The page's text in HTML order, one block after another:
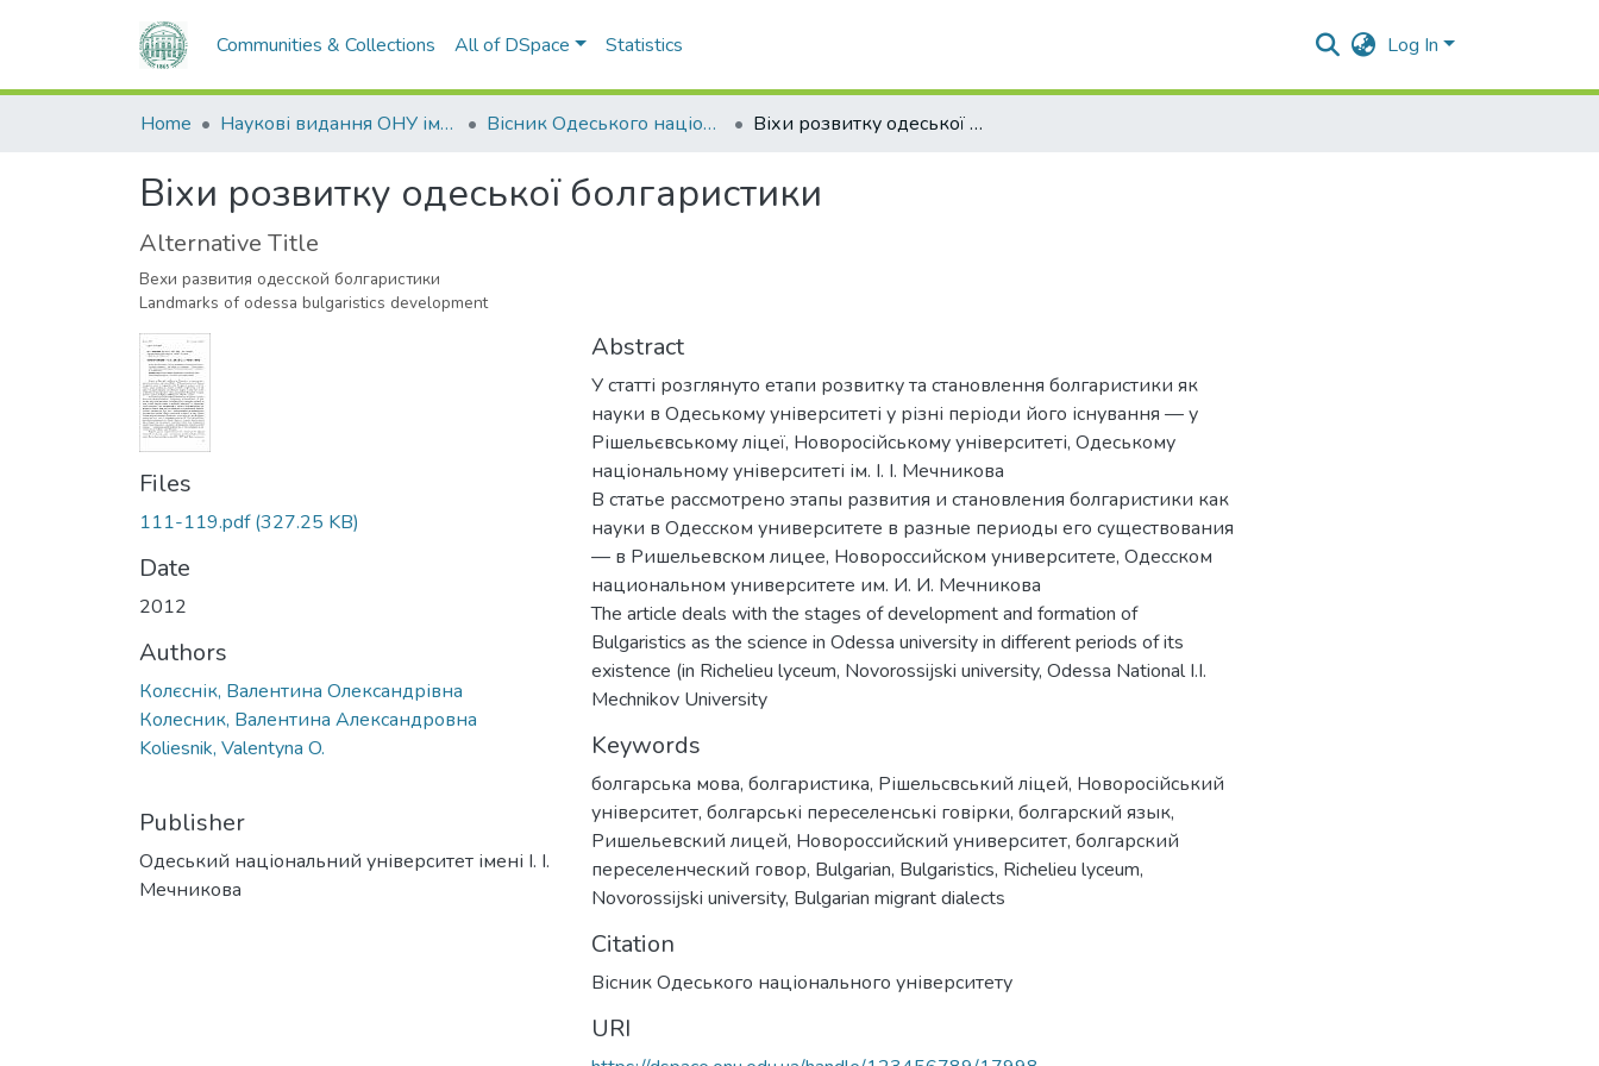
Communities & Collections All of DSpace Statistics Log In
Home Наукові видання ОНУ імені І. І. Мечникова Вісник Одеського національного університету. Філологія Віхи розвитку одеської болгаристики
Віхи розвитку одеської болгаристики
Alternative Title
Вехи развития одесской болгаристики
Landmarks of odessa bulgaristics development
Files
111-119.pdf(327.25 KB)
Date
2012
Authors
Колєснік, Валентина Олександрівна
Колесник, Валентина Александровна
Koliesnik, Valentyna O.
Publisher
Одеський національний університет імені І. І.
Мечникова
Abstract
У статті розглянуто етапи розвитку та становлення болгаристики як
науки в Одеському університеті у різні періоди його існування — у
Рішельєвському ліцеї, Новоросійському університеті, Одеському
національному університеті ім. І. І. Мечникова
В статье рассмотрено этапы развития и становления болгаристики как
науки в Одесском университете в разные периоды его существования
— в Ришельевском лицее, Новороссийском университете, Одесском
национальном университете им. И. И. Мечникова
The article deals with the stages of development and formation of
Bulgaristics as the science in Odessa university in different periods of its
existence (in Richelieu lyceum, Novorossijski university, Odessa National I.I.
Mechnikov University
Keywords
болгарська мова, болгаристика, Рішельсвський ліцей, Новоросійський
університет, болгарські переселенські говірки, болгарский язык,
Ришельевский лицей, Новороссийский университет, болгарский
переселенческий говор, Bulgarian, Bulgaristics, Richelieu lyceum,
Novorossijski university, Bulgarian migrant dialects
Citation
Вісник Одеського національного університету
URI